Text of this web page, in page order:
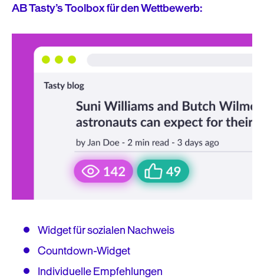
AB Tasty’s Toolbox für den Wettbewerb:
Widget für sozialen Nachweis
Countdown-Widget
Individuelle Empfehlungen